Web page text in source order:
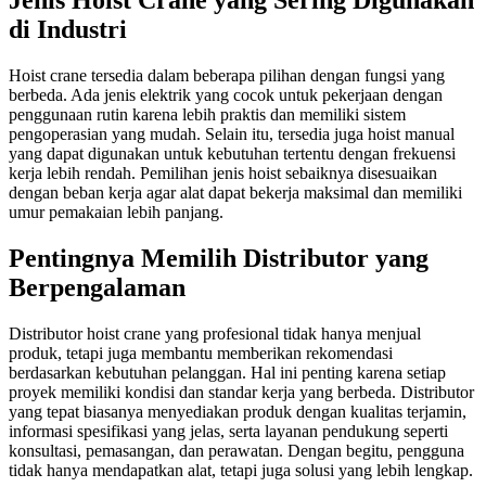
di Industri
Hoist crane tersedia dalam beberapa pilihan dengan fungsi yang
berbeda. Ada jenis elektrik yang cocok untuk pekerjaan dengan
penggunaan rutin karena lebih praktis dan memiliki sistem
pengoperasian yang mudah. Selain itu, tersedia juga hoist manual
yang dapat digunakan untuk kebutuhan tertentu dengan frekuensi
kerja lebih rendah. Pemilihan jenis hoist sebaiknya disesuaikan
dengan beban kerja agar alat dapat bekerja maksimal dan memiliki
umur pemakaian lebih panjang.
Pentingnya Memilih Distributor yang
Berpengalaman
Distributor hoist crane yang profesional tidak hanya menjual
produk, tetapi juga membantu memberikan rekomendasi
berdasarkan kebutuhan pelanggan. Hal ini penting karena setiap
proyek memiliki kondisi dan standar kerja yang berbeda. Distributor
yang tepat biasanya menyediakan produk dengan kualitas terjamin,
informasi spesifikasi yang jelas, serta layanan pendukung seperti
konsultasi, pemasangan, dan perawatan. Dengan begitu, pengguna
tidak hanya mendapatkan alat, tetapi juga solusi yang lebih lengkap.